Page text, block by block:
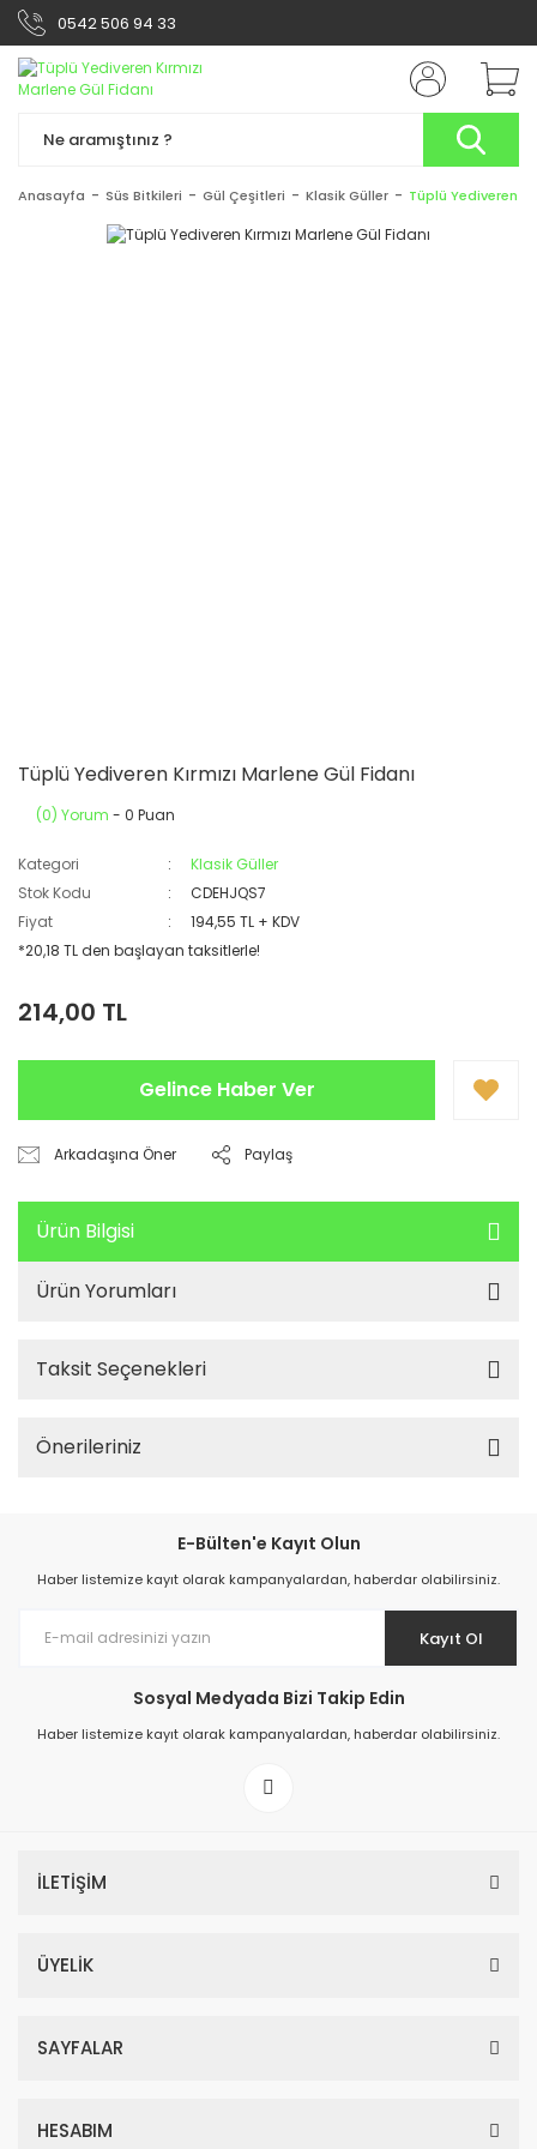
0542 506 94 33
Anasayfa Süs Bitkileri Gül Çeşitleri Klasik Güller Tüplü Yediveren
Tüplü Yediveren Kırmızı Marlene Gül Fidanı
(0) Yorum - 0 Puan
Kategori
Klasik Güller
Stok Kodu
CDEHJQS7
Fiyat
194,55 TL + KDV
*20,18 TL den başlayan taksitlerle!
214,00 TL
Gelince Haber Ver
Arkadaşına Öner Paylaş
Ürün Bilgisi
Ürün Yorumları
Taksit Seçenekleri
Önerileriniz
E-Bülten'e Kayıt Olun
Haber listemize kayıt olarak kampanyalardan, haberdar olabilirsiniz.
Kayıt Ol
Sosyal Medyada Bizi Takip Edin
Haber listemize kayıt olarak kampanyalardan, haberdar olabilirsiniz.
İLETİŞİM
ÜYELİK
SAYFALAR
HESABIM